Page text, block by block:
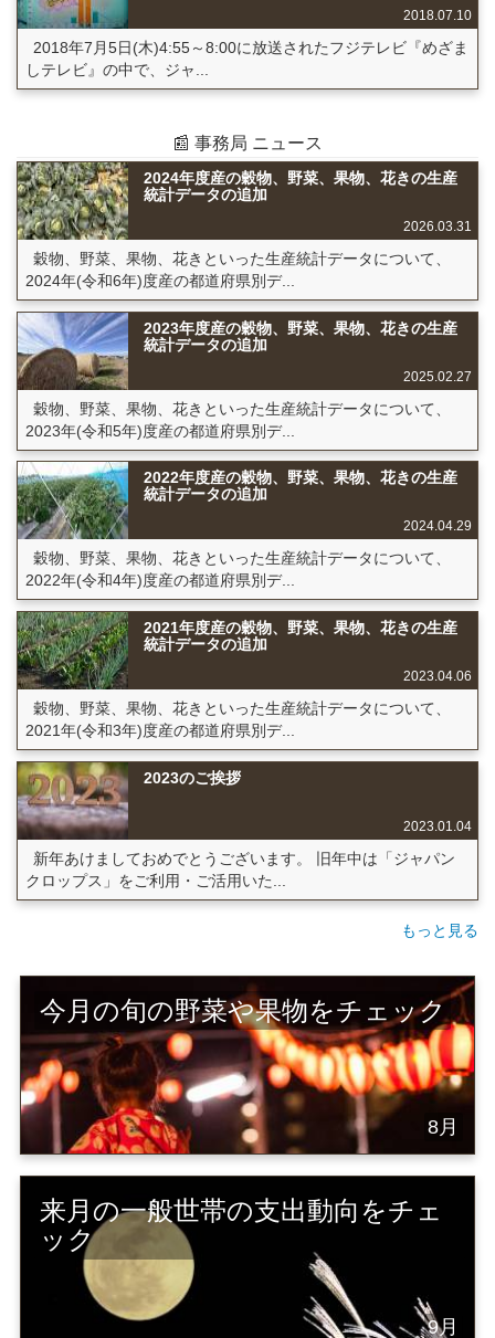
2018.07.10
2018年7月5日(木)4:55～8:00に放送されたフジテレビ『めざま
しテレビ』の中で、ジャ...
📰 事務局 ニュース
2024年度産の穀物、野菜、果物、花きの生産
統計データの追加
2026.03.31
穀物、野菜、果物、花きといった生産統計データについて、
2024年(令和6年)度産の都道府県別デ...
2023年度産の穀物、野菜、果物、花きの生産
統計データの追加
2025.02.27
穀物、野菜、果物、花きといった生産統計データについて、
2023年(令和5年)度産の都道府県別デ...
2022年度産の穀物、野菜、果物、花きの生産
統計データの追加
2024.04.29
穀物、野菜、果物、花きといった生産統計データについて、
2022年(令和4年)度産の都道府県別デ...
2021年度産の穀物、野菜、果物、花きの生産
統計データの追加
2023.04.06
穀物、野菜、果物、花きといった生産統計データについて、
2021年(令和3年)度産の都道府県別デ...
2023のご挨拶
2023.01.04
新年あけましておめでとうございます。 旧年中は「ジャパン
クロップス」をご利用・ご活用いた...
もっと見る
今月の旬の野菜や果物をチェック
8月
来月の一般世帯の支出動向をチェ
ック
9月